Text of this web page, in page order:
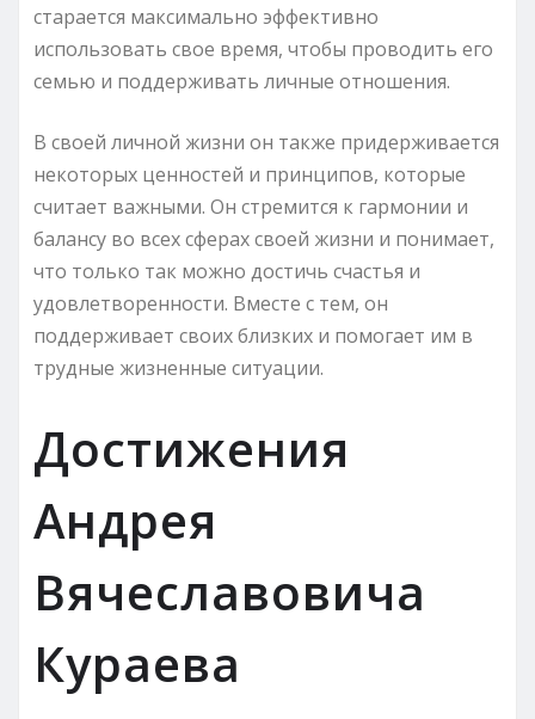
старается максимально эффективно
использовать свое время, чтобы проводить его
семью и поддерживать личные отношения.
В своей личной жизни он также придерживается
некоторых ценностей и принципов, которые
считает важными. Он стремится к гармонии и
балансу во всех сферах своей жизни и понимает,
что только так можно достичь счастья и
удовлетворенности. Вместе с тем, он
поддерживает своих близких и помогает им в
трудные жизненные ситуации.
Достижения
Андрея
Вячеславовича
Кураева